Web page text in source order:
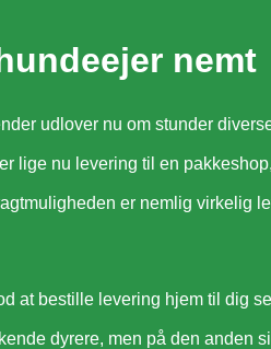
nemt
udlover nu om stunder
lige nu levering til en
er nemlig virkelig
at bestille levering hjem til dig
dyrere, men på den anden